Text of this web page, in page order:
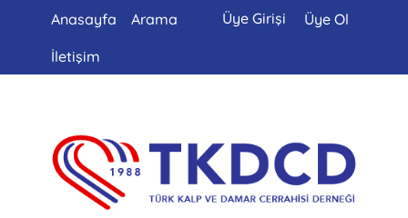
Anasayfa Arama Üye Girişi Üye Ol
İletişim